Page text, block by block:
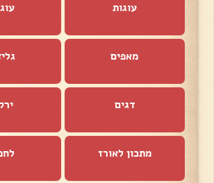
עוגות
מאפים
דגים
מתכון לאורז